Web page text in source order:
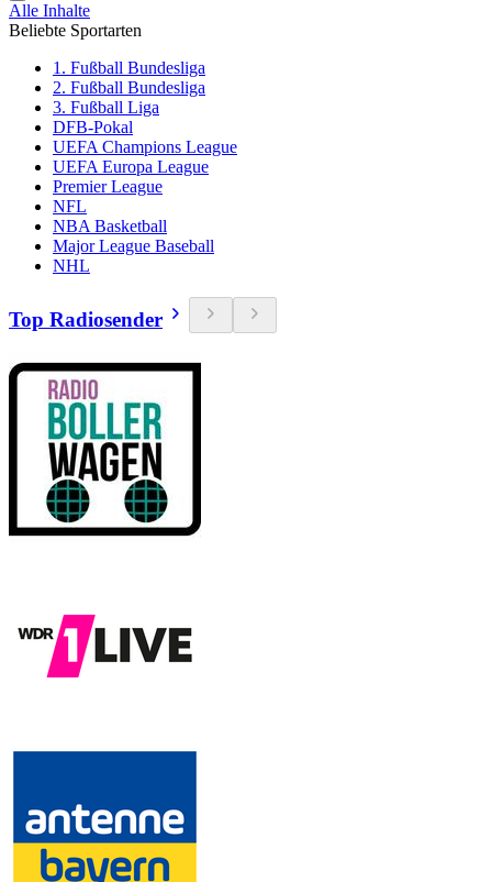
Alle Inhalte
Beliebte Sportarten
1. Fußball Bundesliga
2. Fußball Bundesliga
3. Fußball Liga
DFB-Pokal
UEFA Champions League
UEFA Europa League
Premier League
NFL
NBA Basketball
Major League Baseball
NHL
Top Radiosender